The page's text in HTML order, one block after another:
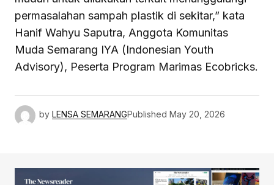
permasalahan sampah plastik di sekitar,” kata
Hanif Wahyu Saputra, Anggota Komunitas
Muda Semarang IYA (Indonesian Youth
Advisory), Peserta Program Marimas Ecobricks.
by LENSA SEMARANGPublished May 20, 2026